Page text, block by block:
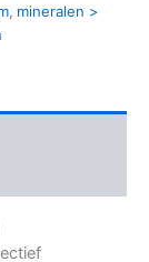
, mineralen >